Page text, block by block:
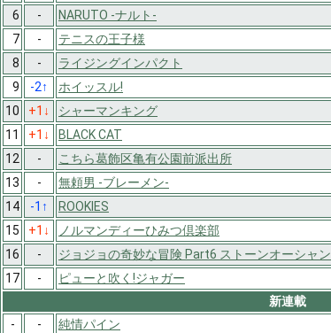
6
- NARUTO -ナルト-
7
- テニスの王子様
8
- ライジングインパクト
9
-2↑ ホイッスル!
10
+1 ↓ シャーマンキング
11
+1 ↓ BLACK CAT
12
- こちら葛飾区亀有公園前派出所
13
- 無頼男 -ブレーメン-
14
-1 ↑ ROOKIES
15
+1 ↓ ノルマンディーひみつ倶楽部
16
- ジョジョの奇妙な冒険 Part6 ストーンオーシャン
17
- ピューと吹く!ジャガー
新連載
-
- 純情パイン